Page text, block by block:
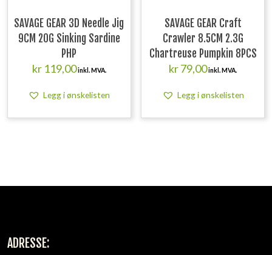
SAVAGE GEAR 3D Needle Jig
9CM 20G Sinking Sardine
PHP
kr119,00inkl. MVA.
Legg i ønskelisten
SAVAGE GEAR Craft
Crawler 8.5CM 2.3G
Chartreuse Pumpkin 8PCS
kr79,00inkl. MVA.
Legg i ønskelisten
ADRESSE: